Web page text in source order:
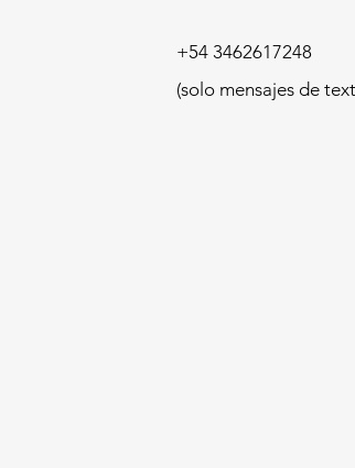
+54 3462617248
(solo mensajes de